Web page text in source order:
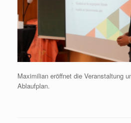
Maximilian eröffnet die Veranstaltung
Ablaufplan.